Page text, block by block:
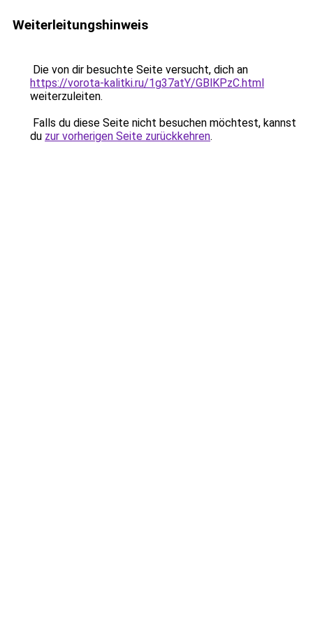
Weiterleitungshinweis
Die von dir besuchte Seite versucht, dich an
https://vorota-kalitki.ru/1g37atY/GBlKPzC.html
weiterzuleiten.
Falls du diese Seite nicht besuchen möchtest, kannst
du zur vorherigen Seite zurückkehren.